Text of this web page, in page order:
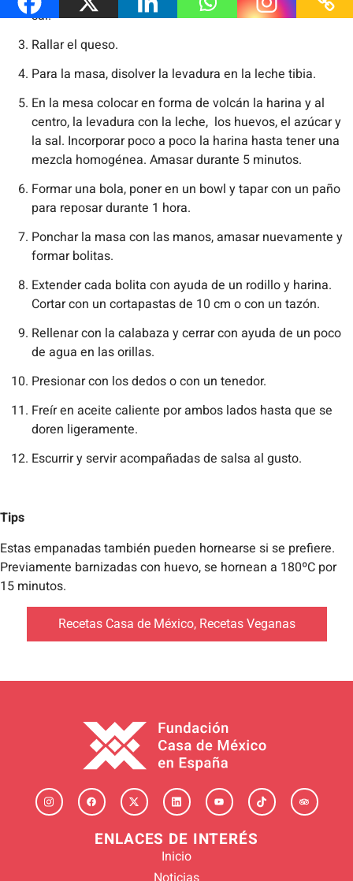
sal.
Rallar el queso.
Para la masa, disolver la levadura en la leche tibia.
En la mesa colocar en forma de volcán la harina y al
centro, la levadura con la leche, los huevos, el azúcar y
la sal. Incorporar poco a poco la harina hasta tener una
mezcla homogénea. Amasar durante 5 minutos.
Formar una bola, poner en un bowl y tapar con un paño
para reposar durante 1 hora.
Ponchar la masa con las manos, amasar nuevamente y
formar bolitas.
Extender cada bolita con ayuda de un rodillo y harina.
Cortar con un cortapastas de 10 cm o con un tazón.
Rellenar con la calabaza y cerrar con ayuda de un poco
de agua en las orillas.
Presionar con los dedos o con un tenedor.
Freír en aceite caliente por ambos lados hasta que se
doren ligeramente.
Escurrir y servir acompañadas de salsa al gusto.
Tips
Estas empanadas también pueden hornearse si se prefiere.
Previamente barnizadas con huevo, se hornean a 180ºC por
15 minutos.
Recetas Casa de México, Recetas Veganas
ENLACES DE INTERÉS
Inicio